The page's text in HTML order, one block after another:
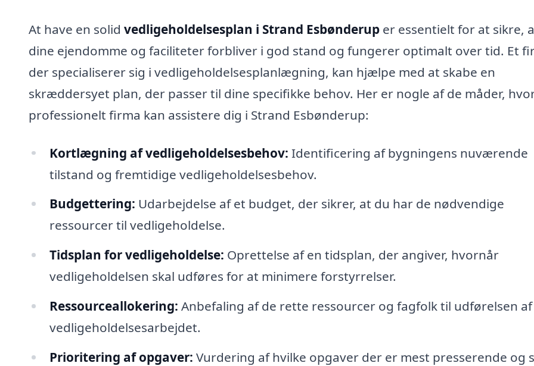
At have en solid vedligeholdelsesplan i Strand Esbønderup er essentielt for at sikre,
dine ejendomme og faciliteter forbliver i god stand og fungerer optimalt over tid. Et
der specialiserer sig i vedligeholdelsesplanlægning, kan hjælpe med at skabe en
skræddersyet plan, der passer til dine specifikke behov. Her er nogle af de måder,
professionelt firma kan assistere dig i Strand Esbønderup:
Kortlægning af vedligeholdelsesbehov: Identificering af bygningens nuværende
tilstand og fremtidige vedligeholdelsesbehov.
Budgettering: Udarbejdelse af et budget, der sikrer, at du har de nødvendige
ressourcer til vedligeholdelse.
Tidsplan for vedligeholdelse: Oprettelse af en tidsplan, der angiver, hvornår
vedligeholdelsen skal udføres for at minimere forstyrrelser.
Ressourceallokering: Anbefaling af de rette ressourcer og fagfolk til udførelsen af
vedligeholdelsesarbejdet.
Prioritering af opgaver: Vurdering af hvilke opgaver der er mest presserende og